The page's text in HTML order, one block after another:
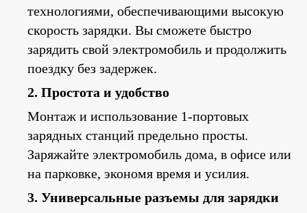
технологиями, обеспечивающими высокую
скорость зарядки. Вы сможете быстро
зарядить свой электромобиль и продолжить
поездку без задержек.
2. Простота и удобство
Монтаж и использование 1-портовых
зарядных станций предельно просты.
Заряжайте электромобиль дома, в офисе или
на парковке, экономя время и усилия.
3. Универсальные разъемы для зарядки